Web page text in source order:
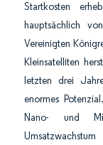
Startkosten
hauptsächlich
Vereinigten
Kleinsatelliten
letzten drei
enormes
Nano- und